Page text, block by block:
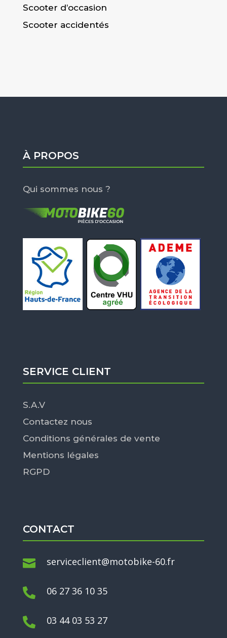
Scooter d’occasion
Scooter accidentés
À PROPOS
Qui sommes nous ?
SERVICE CLIENT
S.A.V
Contactez nous
Conditions générales de vente
Mentions légales
RGPD
CONTACT
 serviceclient@motobike-60.fr
 06 27 36 10 35
 03 44 03 53 27